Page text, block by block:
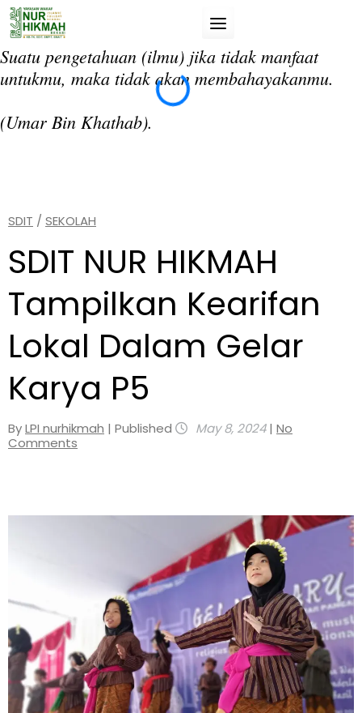
Skip
Suatu pengetahuan (ilmu) jika tidak manfaat
untukmu, maka tidak akan membahayakanmu.
(Umar Bin Khathab).
SDIT / SEKOLAH
SDIT NUR HIKMAH
Tampilkan Kearifan
Lokal Dalam Gelar
Karya P5
ByLPI nurhikmah | Published May 8, 2024| No
Comments